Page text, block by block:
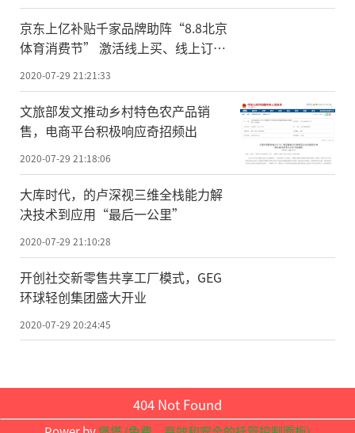
案例一:一点改变,双方受益
白天鹅对客人最常用服务进行数据分析
的时候发现:宾馆在旺季时免费水、牙刷、须
刨套装等备品的需求量较大,客房部对这些备
品的的采购成本和输送服务所需的人力成本
进行衡量之后,发现服务员来回输送的人工成
本大于备品本身的成本。于是客房部决定在
旺季的时候,在已知需求的房间里多放两瓶矿
泉水以及相关的备品。白天鹅这一基于数据
分析的改变,不仅令客人体验到方便快捷的服
务,还提升了服务员的服务效率,从而有更多时
间和精力为客人提供更加优质的服务。
白天鹅在分析蓝豆使用报告数据的时候
发现,客房的检查一次通过率仅为70%,“在我
京东上亿补贴千家品牌助阵“8.8北京
体育消费节” 激活线上买、线上订、
线上赛服务
2020-07-29 21:21:33
文旅部发文推动乡村特色农产品销
售，电商平台积极响应奇招频出
2020-07-29 21:18:06
大库时代，的卢深视三维全栈能力解
决技术到应用“最后一公里”
2020-07-29 21:10:28
开创社交新零售共享工厂模式，GEG
环球轻创集团盛大开业
2020-07-29 20:24:45
404 Not Found